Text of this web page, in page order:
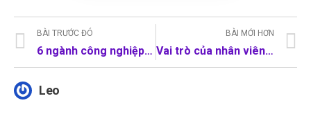
BÀI TRƯỚC ĐÓ
6 ngành công nghiệp đang ứng dụng tự động hóa quá trình sản xuất thay thế con người?
BÀI MỚI HƠN
Vai trò của nhân viên quản lý sản xuất và 5 cách đơn giản để tạo động lực
Leo